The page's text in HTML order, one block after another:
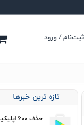
ثبت‌نام / ورود
تازه ترین خبرها
حذف ۶۰۰ اپلیکیشن از پلی استور گوگل